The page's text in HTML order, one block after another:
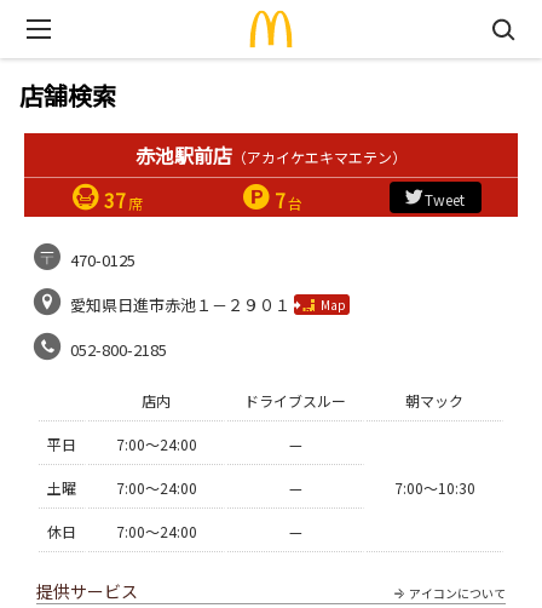
店舗検索
赤池駅前店 （アカイケエキマエテン）
37席 7台 Tweet
470-0125
愛知県日進市赤池１－２９０１
Map
052-800-2185
店内 ドライブスルー 朝マック
平日 7:00〜24:00 —
7:00〜10:30
土曜 7:00〜24:00 —
休日 7:00〜24:00 —
アイコンについて
提供サービス